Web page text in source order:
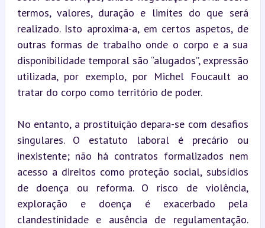
termos, valores, duração e limites do que será
realizado. Isto aproxima-a, em certos aspetos, de
outras formas de trabalho onde o corpo e a sua
disponibilidade temporal são “alugados”, expressão
utilizada, por exemplo, por Michel Foucault ao
tratar do corpo como território de poder.
No entanto, a prostituição depara-se com desafios
singulares. O estatuto laboral é precário ou
inexistente; não há contratos formalizados nem
acesso a direitos como proteção social, subsídios
de doença ou reforma. O risco de violência,
exploração e doença é exacerbado pela
clandestinidade e ausência de regulamentação.